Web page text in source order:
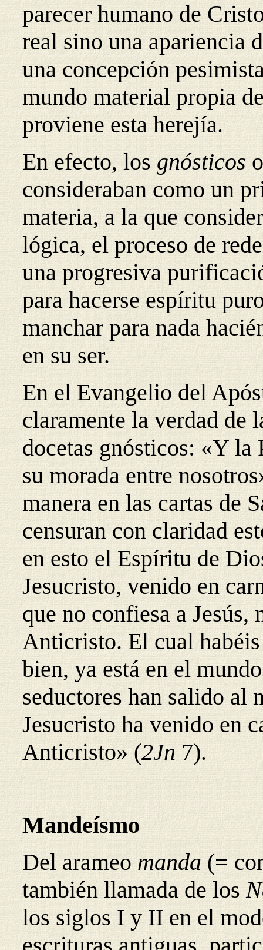
parecer humano de
real sino una apariencia
una concepción
mundo material propia
proviene esta herejía.
En efecto, losgnósticos
consideraban como un
materia, a la que
lógica, el proceso de
una progresiva
para hacerse espíritu
manchar para nada
en su ser.
En el Evangelio del
claramente la verdad de
docetas gnósticos: «Y la
su morada entre
manera en las cartas de
censuran con claridad
en esto el Espíritu de
Jesucristo, venido en
que no confiesa a Jesús,
Anticristo. El cual
bien, ya está en el
seductores han salido al
Jesucristo ha venido en
Anticristo» (2Jn7).
Mandeísmo
Del arameomanda(=
también llamada de los
los siglos I y II en el